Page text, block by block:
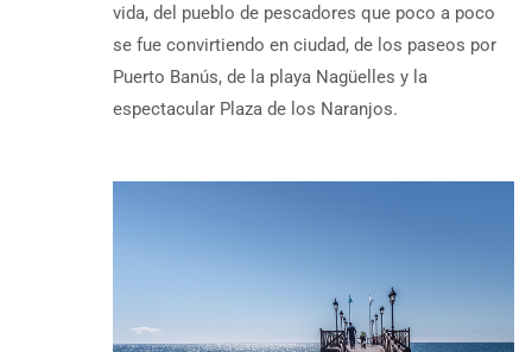
vida, del pueblo de pescadores que poco a poco
se fue convirtiendo en ciudad, de los paseos por
Puerto Banús, de la playa Nagüelles y la
espectacular Plaza de los Naranjos.